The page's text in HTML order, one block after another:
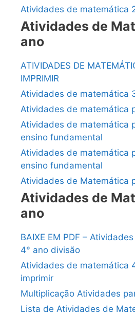
Atividades de matemática
Atividades de
ano
ATIVIDADES DE
IMPRIMIR
Atividades de matemática
Atividades de matemática
Atividades de matemática
ensino fundamental
Atividades de matemática
ensino fundamental
Atividades de Matemática
Atividades de
ano
BAIXE EM PDF –
4° ano divisão
Atividades de matemática
imprimir
Multiplicação Atividades
Lista de Atividades de